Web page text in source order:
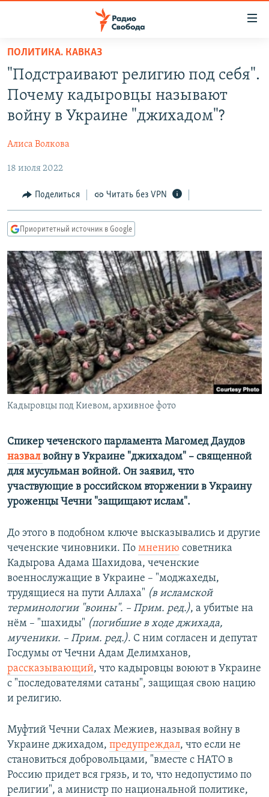
упрощенного
доступа
Вернуться
основному
Вернутся
навигации
Вернутся
поиску
ПРОГРАММЫ
ПОДКАСТЫ
АВТОРСКИЕ ПРОЕКТЫ
МНЕНИЯ
КУЛЬТУРА
IDEL.РЕАЛИИ
СЕВЕР.РЕАЛИИ
СИБИРЬ.РЕАЛИИ
РАСПИСАНИЕ ВЕЩАНИЯ
ПОДПИШИТЕСЬ НА РАССЫЛКУ
СОЦИАЛЬНЫЕ СЕТИ
ПОЛИТИКА. КАВКАЗ
"Подстраивают религию под себя".
Почему кадыровцы называют
войну в Украине "джихадом"?
Алиса Волкова
18 июля 2022
Поделиться Читать без VPN
Приоритетный источник в Google
Кадыровцы под Киевом, архивное фото
Спикер чеченского парламента Магомед Даудов
назвалвойну в Украине "джихадом" – священной
для мусульман войной. Он заявил, что
участвующие в российском вторжении в Украину
уроженцы Чечни "защищают ислам".
До этого в подобном ключе высказывались и другие
чеченские чиновники. По мнению советника
Кадырова Адама Шахидова, чеченские
военнослужащие в Украине – "моджахеды,
трудящиеся на пути Аллаха" (в исламской
терминологии "воины". – Прим. ред.), а убитые на
нём – "шахиды" (погибшие в ходе джихада,
мученики. – Прим. ред.). С ним согласен и депутат
Госдумы от Чечни Адам Делимханов,
рассказывающий, что кадыровцы воюют в Украине
с "последователями сатаны", защищая свою нацию
и религию.
Муфтий Чечни Салах Межиев, называя войну в
Украине джихадом, предупреждал, что если не
становиться добровольцами, "вместе с НАТО в
Россию придет вся грязь, и то, что недопустимо по
религии", а министр по национальной политике,